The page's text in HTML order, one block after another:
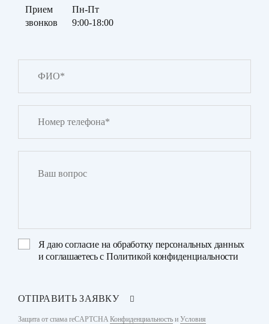
Прием
звонков
Пн-Пт
9:00-18:00
Я даюсогласие на обработку персональных данных
и соглашаетесь с Политикой конфиденциальности
ОТПРАВИТЬ ЗАЯВКУ
Защита от спама reCAPTCHAКонфиденциальность и Условия